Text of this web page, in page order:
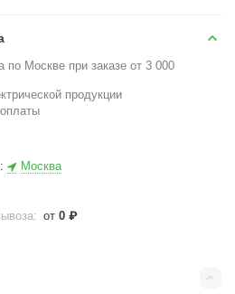
Москве при заказе от 3 000
продукции
Москва
: от0 ₽